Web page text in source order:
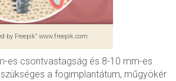
by Freepik” www.freepik.com
es csontvastagság és 8-10 mm-es
a fogimplantátum, műgyökér